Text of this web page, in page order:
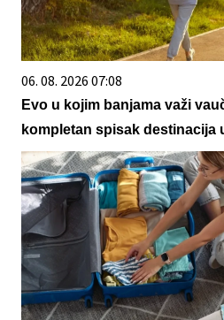
06. 08. 2026 07:08
Evo u kojim banjama važi
kompletan spisak destinacija